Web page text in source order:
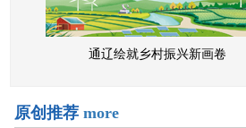
通辽绘就乡村振兴新画卷
原创推荐 more